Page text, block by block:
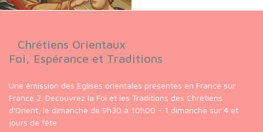
Chrétiens Orientaux
Foi, Espérance et Traditions
Une émission des Eglises orientales présentes en France sur
France 2. Découvrez la Foi et les Traditions des Chrétiens
d'Orient, le dimanche de 9h30 à 10h00 - 1 dimanche sur 4 et
jours de fête